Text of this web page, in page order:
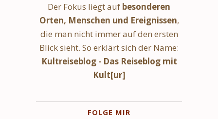
Der Fokus liegt auf besonderen
Orten, Menschen und Ereignissen,
die man nicht immer auf den ersten
Blick sieht. So erklärt sich der Name:
Kultreiseblog - Das Reiseblog mit
Kult[ur]
FOLGE MIR